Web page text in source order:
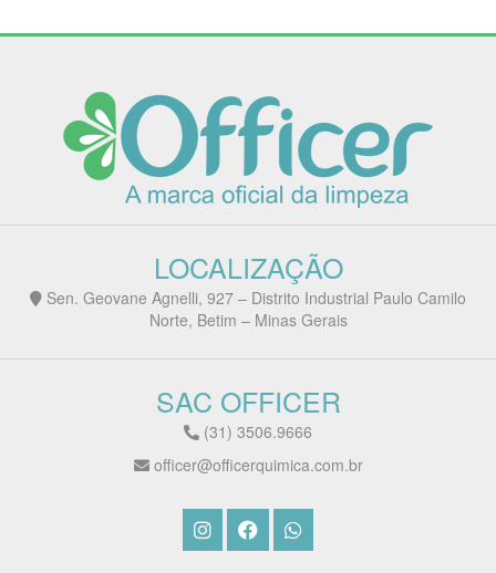
LOCALIZAÇÃO
Sen. Geovane Agnelli, 927 – Distrito Industrial Paulo Camilo
Norte, Betim – Minas Gerais
SAC OFFICER
(31) 3506.9666
officer@officerquimica.com.br